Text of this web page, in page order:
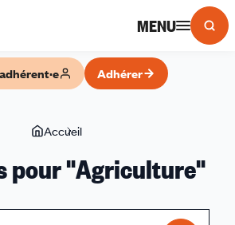
MENU
Adhérer
Vous
ici
Accueil
de
recherche
pour "Agriculture"